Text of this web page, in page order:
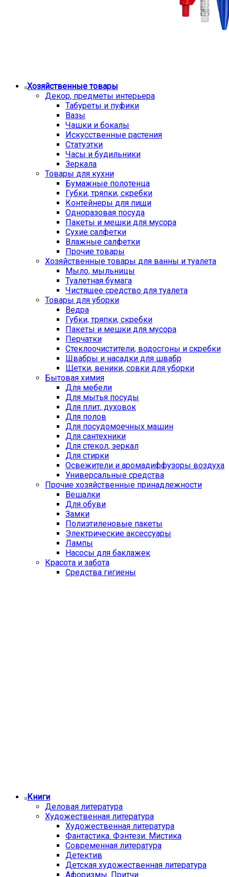
Хозяйственные товары
Декор, предметы интерьера
Табуреты и пуфики
Вазы
Чашки и бокалы
Искусственные растения
Статуэтки
Часы и будильники
Зеркала
Товары для кухни
Бумажные полотенца
Губки, тряпки, скребки
Контейнеры для пищи
Одноразовая посуда
Пакеты и мешки для мусора
Сухие салфетки
Влажные салфетки
Прочие товары
Хозяйственные товары для ванны и туалета
Мыло, мыльницы
Туалетная бумага
Чистящее средство для туалета
Товары для уборки
Ведра
Губки, тряпки, скребки
Пакеты и мешки для мусора
Перчатки
Стеклоочистители, водосгоны и скребки
Швабры и насадки для швабр
Щетки, веники, совки для уборки
Бытовая химия
Для мебели
Для мытья посуды
Для плит, духовок
Для полов
Для посудомоечных машин
Для сантехники
Для стекол, зеркал
Для стирки
Освежители и аромадиффузоры воздуха
Универсальные средства
Прочие хозяйственные принадлежности
Вешалки
Для обуви
Замки
Полиэтиленовые пакеты
Электрические аксессуары
Лампы
Насосы для баклажек
Красота и забота
Средства гигиены
Книги
Деловая литература
Художественная литература
Художественная литература
Фантастика. Фэнтези. Мистика
Современная литература
Детектив
Детская художественная литература
Афоризмы. Притчи